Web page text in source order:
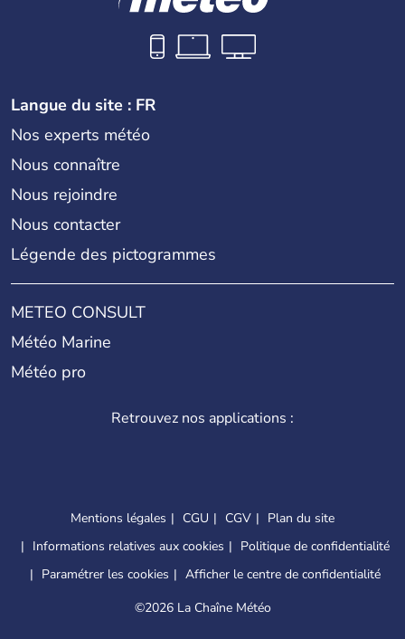
Langue du site : FR
Nos experts météo
Nous connaître
Nous rejoindre
Nous contacter
Légende des pictogrammes
METEO CONSULT
Météo Marine
Météo pro
Retrouvez nos applications :
Mentions légales CGU CGV
Plan du site
Informations relatives aux cookies
Politique de confidentialité
Paramétrer les cookies
Afficher le centre de confidentialité
©2026 La Chaîne Météo